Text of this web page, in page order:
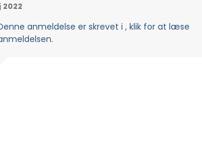
2022
anmeldelse er skrevet i , klik for at læse